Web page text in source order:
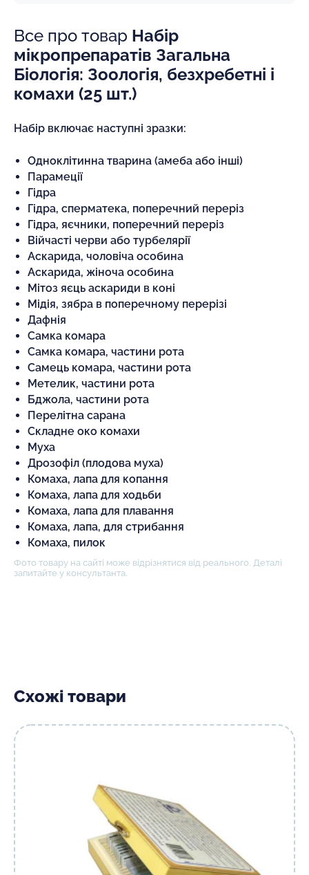
Все про товар Набір
мікропрепаратів Загальна
Біологія: Зоологія, безхребетні і
комахи (25 шт.)
Набір включає наступні зразки:
Одноклітинна тварина (амеба або інші)
Парамеції
Гідра
Гідра, сперматека, поперечний переріз
Гідра, яєчники, поперечний переріз
Війчасті черви або турбелярії
Аскарида, чоловіча особина
Аскарида, жіноча особина
Мітоз яєць аскариди в коні
Мідія, зябра в поперечному перерізі
Дафнія
Самка комара
Самка комара, частини рота
Самець комара, частини рота
Метелик, частини рота
Бджола, частини рота
Перелітна сарана
Складне око комахи
Муха
Дрозофіл (плодова муха)
Комаха, лапа для копання
Комаха, лапа для ходьби
Комаха, лапа для плавання
Комаха, лапа, для стрибання
Комаха, пилок
Фото товару на сайті може відрізнятися від реального. Деталі
запитайте у консультанта.
Схожі товари